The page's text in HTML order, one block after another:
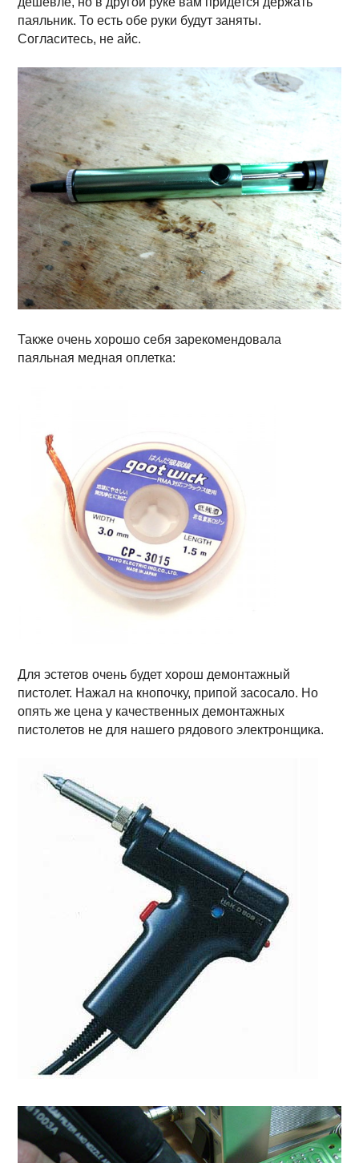
паяльник. То есть обе руки будут заняты.
Согласитесь, не айс.
Также очень хорошо себя зарекомендовала
паяльная медная оплетка:
Для эстетов очень будет хорош демонтажный
пистолет. Нажал на кнопочку, припой засосало. Но
опять же цена у качественных демонтажных
пистолетов не для нашего рядового электронщика.